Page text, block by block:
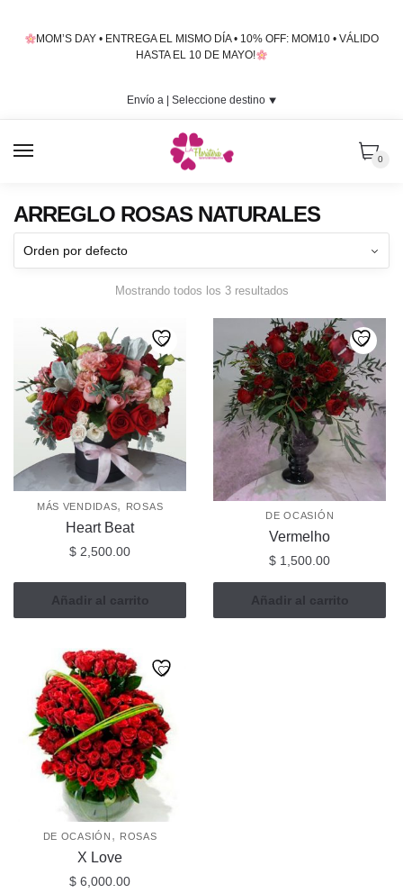
MOM’S DAY • ENTREGA EL MISMO DÍA • 10% OFF: MOM10 • VÁLIDO
HASTA EL 10 DE MAYO!
Envío a | Seleccione destino⯆
0
ARREGLO ROSAS NATURALES
Mostrando todos los 3 resultados
MÁS VENDIDAS, ROSAS
Heart Beat
$ 2,500.00
Añadir al carrito
DE OCASIÓN
Vermelho
$ 1,500.00
Añadir al carrito
DE OCASIÓN , ROSAS
X Love
$ 6,000.00